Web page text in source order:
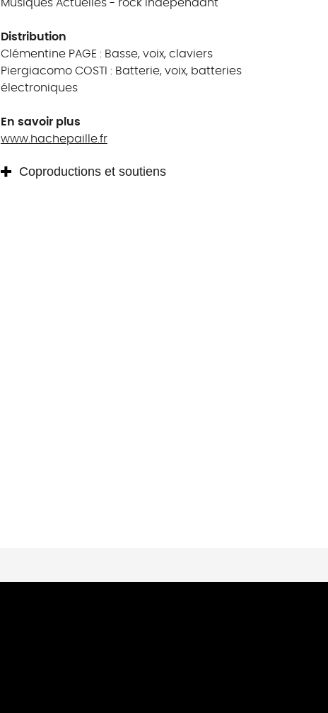
Musiques Actuelles - rock indépendant
Distribution
Clémentine PAGE : Basse, voix, claviers
Piergiacomo COSTI : Batterie, voix, batteries
électroniques
En savoir plus
www.hachepaille.fr
Coproductions et soutiens